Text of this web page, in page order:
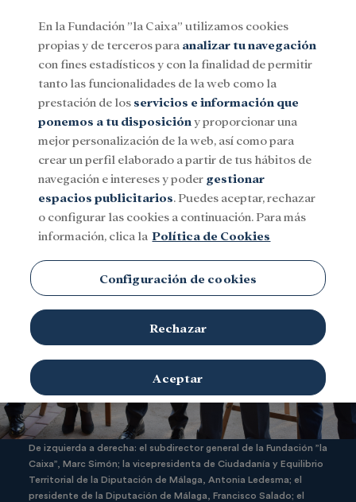
Menu
SocialInvestigación y becasCultura
De izquierda a derecha: el subdirector general de la Fundación ”la
Caixa”, Marc Simón; la vicepresidenta de Ciudadanía y Equilibrio
Territorial de la Diputación de Málaga, Antonia Ledesma; el
presidente de la Diputación de Málaga, Francisco Salado; el
En la Fundación ”la Caixa” utilizamos cookies
propias y de terceros para analizar tu navegación
con fines estadísticos y con la finalidad de permitir
tanto las funcionalidades de la web como la
prestación de los servicios e información que
ponemos a tu disposición y proporcionar una
mejor personalización de la web, así como para
crear un perfil elaborado a partir de tus hábitos de
navegación e intereses y poder gestionar
espacios publicitarios. Puedes aceptar, rechazar
o configurar las cookies a continuación. Para más
información, clica la Política de Cookies
Configuración de cookies
Rechazar
Aceptar